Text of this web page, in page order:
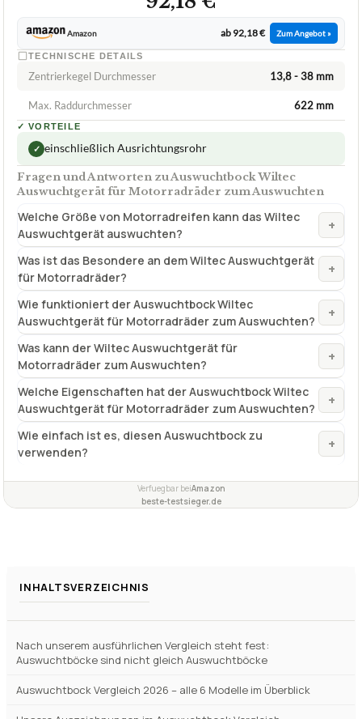
Amazon ab 92,18 € Zum Angebot »
TECHNISCHE DETAILS
Zentrierkegel Durchmesser 13,8 - 38 mm
Max. Raddurchmesser 622 mm
✓ VORTEILE
✓ einschließlich Ausrichtungsrohr
Fragen und Antworten zu Auswuchtbock Wiltec
Auswuchtgerät für Motorradräder zum Auswuchten
Welche Größe von Motorradreifen kann das Wiltec
Auswuchtgerät auswuchten?
+
Was ist das Besondere an dem Wiltec Auswuchtgerät
für Motorradräder?
+
Wie funktioniert der Auswuchtbock Wiltec
Auswuchtgerät für Motorradräder zum Auswuchten?
+
Was kann der Wiltec Auswuchtgerät für
Motorradräder zum Auswuchten?
+
Welche Eigenschaften hat der Auswuchtbock Wiltec
Auswuchtgerät für Motorradräder zum Auswuchten?
+
Wie einfach ist es, diesen Auswuchtbock zu
verwenden?
+
Verfuegbar beiAmazon
beste-testsieger.de
INHALTSVERZEICHNIS
Nach unserem ausführlichen Vergleich steht fest:
Auswuchtböcke sind nicht gleich Auswuchtböcke
Auswuchtbock Vergleich 2026 – alle 6 Modelle im Überblick